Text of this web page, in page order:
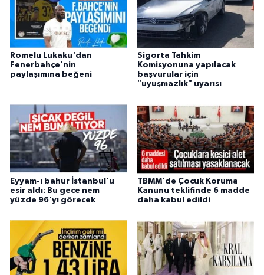
Romelu Lukaku'dan
Fenerbahçe'nin
paylaşımına beğeni
Sigorta Tahkim
Komisyonuna yapılacak
başvurular için
"uyuşmazlık" uyarısı
Eyyam-ı bahur İstanbul'u
esir aldı: Bu gece nem
yüzde 96'yı görecek
TBMM'de Çocuk Koruma
Kanunu teklifinde 6 madde
daha kabul edildi